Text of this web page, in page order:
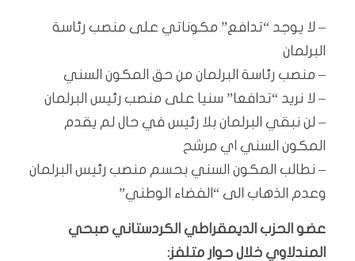
– لا يوجد “تدافع” مكوناتي على منصب رئاسة
البرلمان
– منصب رئاسة البرلمان من حق المكون السني
– لا نريد “تدافعا” سنيا على منصب رئيس البرلمان
– لن نبقي البرلمان بلا رئيس في حال لم يقدم
المكون السني اي مرشح
– نطالب المكون السني بحسم منصب رئيس البرلمان
وعدم الذهاب الى “الفضاء الوطني”
عضو الحزب الديمقراطي الكردستاني صبحي
المندلاوي خلال حوار متلفز: